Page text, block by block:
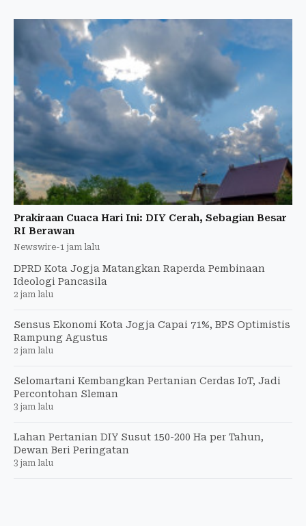
Prakiraan Cuaca Hari Ini: DIY Cerah, Sebagian Besar
RI Berawan
Newswire-1 jam lalu
DPRD Kota Jogja Matangkan Raperda Pembinaan
Ideologi Pancasila
2 jam lalu
Sensus Ekonomi Kota Jogja Capai 71%, BPS Optimistis
Rampung Agustus
2 jam lalu
Selomartani Kembangkan Pertanian Cerdas IoT, Jadi
Percontohan Sleman
3 jam lalu
Lahan Pertanian DIY Susut 150-200 Ha per Tahun,
Dewan Beri Peringatan
3 jam lalu